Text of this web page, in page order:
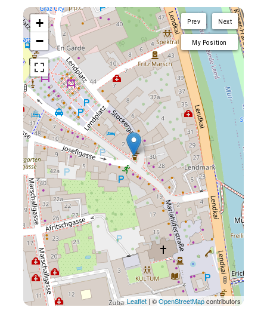
Next
Prev
My Position
+
−
Leaflet | ©OpenStreetMapcontributors